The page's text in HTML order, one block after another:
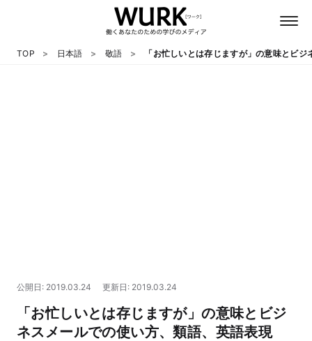
マネー
TOP 日本語 敬語 「お忙しいとは存じますが」の意味とビ
公開日: 2019.03.24 更新日: 2019.03.24
「お忙しいとは存じますが」の意味とビジ
ネスメールでの使い方、類語、英語表現